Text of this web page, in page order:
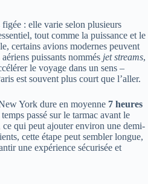
figée : elle varie selon plusieurs
tout comme la puissance et le
certains avions modernes peuvent
puissants nommés jet streams,
le voyage dans un sens –
est souvent plus court que l’aller.
York dure en moyenne 7 heures
passé sur le tarmac avant le
ce qui peut ajouter environ une demi-
cette étape peut sembler longue,
une expérience sécurisée et